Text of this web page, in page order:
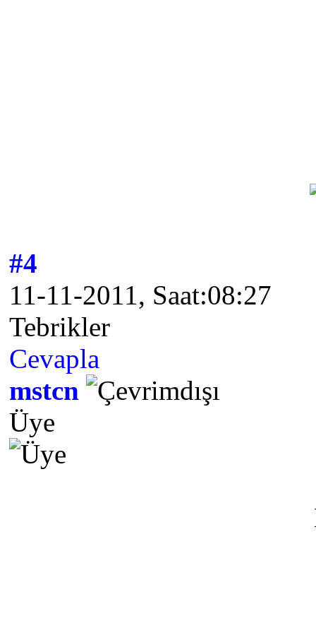
#4
11-11-2011, Saat:08:27
Tebrikler
Cevapla
mstcn
Üye